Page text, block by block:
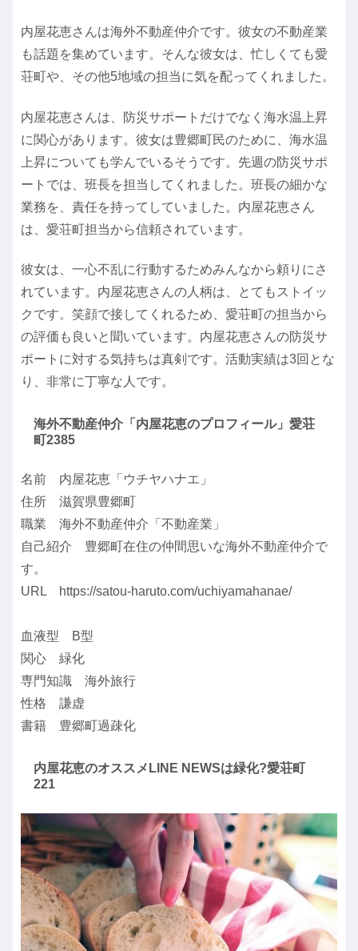
内屋花恵さんは海外不動産仲介です。彼女の不動産業
も話題を集めています。そんな彼女は、忙しくても愛
荘町や、その他5地域の担当に気を配ってくれました。
内屋花恵さんは、防災サポートだけでなく海水温上昇
に関心があります。彼女は豊郷町民のために、海水温
上昇についても学んでいるそうです。先週の防災サポ
ートでは、班長を担当してくれました。班長の細かな
業務を、責任を持ってしていました。内屋花恵さん
は、愛荘町担当から信頼されています。
彼女は、一心不乱に行動するためみんなから頼りにさ
れています。内屋花恵さんの人柄は、とてもストイッ
クです。笑顔で接してくれるため、愛荘町の担当から
の評価も良いと聞いています。内屋花恵さんの防災サ
ポートに対する気持ちは真剣です。活動実績は3回とな
り、非常に丁寧な人です。
海外不動産仲介「内屋花恵のプロフィール」愛荘
町2385
名前 内屋花恵「ウチヤハナエ」
住所 滋賀県豊郷町
職業 海外不動産仲介「不動産業」
自己紹介 豊郷町在住の仲間思いな海外不動産仲介で
す。
URL https://satou-haruto.com/uchiyamahanae/
血液型 B型
関心 緑化
専門知識 海外旅行
性格 謙虚
書籍 豊郷町過疎化
内屋花恵のオススメLINE NEWSは緑化?愛荘町
221